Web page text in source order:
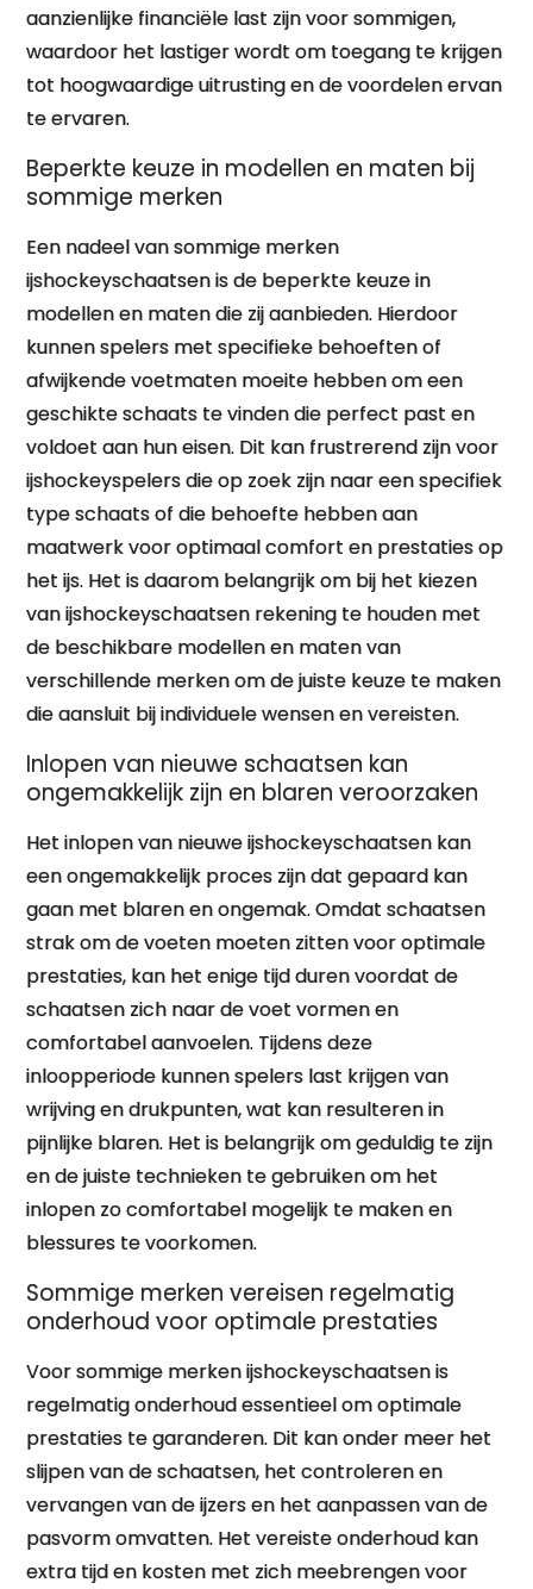
aanzienlijke financiële last zijn voor sommigen,
waardoor het lastiger wordt om toegang te krijgen
tot hoogwaardige uitrusting en de voordelen ervan
te ervaren.
Beperkte keuze in modellen en maten bij
sommige merken
Een nadeel van sommige merken
ijshockeyschaatsen is de beperkte keuze in
modellen en maten die zij aanbieden. Hierdoor
kunnen spelers met specifieke behoeften of
afwijkende voetmaten moeite hebben om een
geschikte schaats te vinden die perfect past en
voldoet aan hun eisen. Dit kan frustrerend zijn voor
ijshockeyspelers die op zoek zijn naar een specifiek
type schaats of die behoefte hebben aan
maatwerk voor optimaal comfort en prestaties op
het ijs. Het is daarom belangrijk om bij het kiezen
van ijshockeyschaatsen rekening te houden met
de beschikbare modellen en maten van
verschillende merken om de juiste keuze te maken
die aansluit bij individuele wensen en vereisten.
Inlopen van nieuwe schaatsen kan
ongemakkelijk zijn en blaren veroorzaken
Het inlopen van nieuwe ijshockeyschaatsen kan
een ongemakkelijk proces zijn dat gepaard kan
gaan met blaren en ongemak. Omdat schaatsen
strak om de voeten moeten zitten voor optimale
prestaties, kan het enige tijd duren voordat de
schaatsen zich naar de voet vormen en
comfortabel aanvoelen. Tijdens deze
inloopperiode kunnen spelers last krijgen van
wrijving en drukpunten, wat kan resulteren in
pijnlijke blaren. Het is belangrijk om geduldig te zijn
en de juiste technieken te gebruiken om het
inlopen zo comfortabel mogelijk te maken en
blessures te voorkomen.
Sommige merken vereisen regelmatig
onderhoud voor optimale prestaties
Voor sommige merken ijshockeyschaatsen is
regelmatig onderhoud essentieel om optimale
prestaties te garanderen. Dit kan onder meer het
slijpen van de schaatsen, het controleren en
vervangen van de ijzers en het aanpassen van de
pasvorm omvatten. Het vereiste onderhoud kan
extra tijd en kosten met zich meebrengen voor